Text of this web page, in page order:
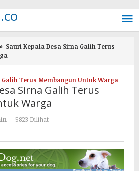
» Sauri Kepala Desa Sirna Galih Terus
Galih Terus Membangun Untuk Warga
Sirna Galih Terus
Warga
-
5823 Dilihat